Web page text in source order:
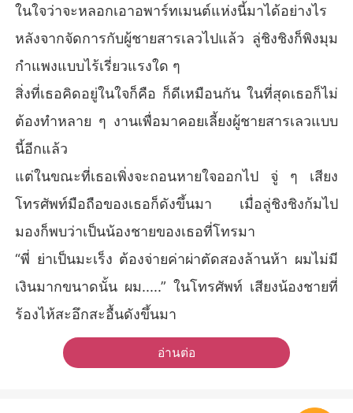
ในใจว่าจะหลอกเอาอพาร์ทเมนต์แห่งนี้มาได้อย่างไร
หลังจากจัดการกับผู้ชายสารเลวไปแล้ว ลู่ชิงชิงก็พิงมุม
กำแพงแบบไร้เรี่ยวแรงใด ๆ
สิ่งที่เธอคิดอยู่ในใจก็คือ ก็ดีเหมือนกัน ในที่สุดเธอก็ไม่
ต้องทำหลาย ๆ งานเพื่อมาคอยเลี้ยงผู้ชายสารเลวแบบ
นี้อีกแล้ว
แต่ในขณะที่เธอเพิ่งจะถอนหายใจออกไป จู่ ๆ เสียง
โทรศัพท์มือถือของเธอก็ดังขึ้นมา เมื่อลู่ชิงชิงก้มไป
มองก็พบว่าเป็นน้องชายของเธอที่โทรมา
“พี่ ย่าเป็นมะเร็ง ต้องจ่ายค่าผ่าตัดสองล้านห้า ผมไม่มี
เงินมากขนาดนั้น ผม.....” ในโทรศัพท์ เสียงน้องชายที่
ร้องไห้สะอึกสะอื้นดังขึ้นมา
อ่านต่อ